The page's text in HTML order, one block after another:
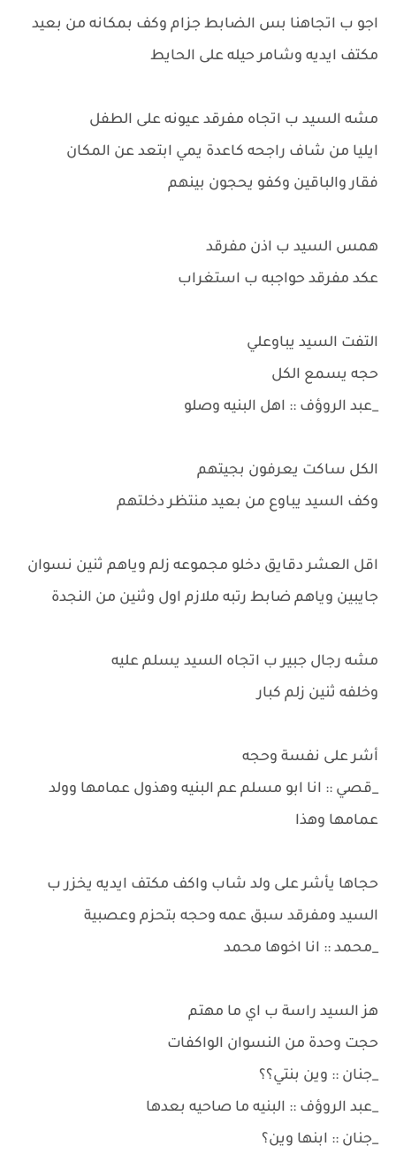
اجو ب اتجاهنا بس الضابط جزام وكف بمكانه من بعيد
مكتف ايديه وشامر حيله على الحايط
مشه السيد ب اتجاه مفرقد عيونه على الطفل
ايليا من شاف راجحه كاعدة يمي ابتعد عن المكان
فقار والباقين وكفو يحجون بينهم
همس السيد ب اذن مفرقد
عكد مفرقد حواجبه ب استغراب
التفت السيد يباوعلي
حجه يسمع الكل
_عبد الروؤف :: اهل البنيه وصلو
الكل ساكت يعرفون بجيتهم
وكف السيد يباوع من بعيد منتظر دخلتهم
اقل العشر دقايق دخلو مجموعه زلم وياهم ثنين نسوان
جايبين وياهم ضابط رتبه ملازم اول وثنين من النجدة
مشه رجال جبير ب اتجاه السيد يسلم عليه
وخلفه ثنين زلم كبار
أشر على نفسة وحجه
_قصي :: انا ابو مسلم عم البنيه وهذول عمامها وولد
عمامها وهذا
حجاها يأشر على ولد شاب واكف مكتف ايديه يخزر ب
السيد ومفرقد سبق عمه وحجه بتحزم وعصبية
_محمد :: انا اخوها محمد
هز السيد راسة ب اي ما مهتم
حجت وحدة من النسوان الواكفات
_جنان :: وين بنتي؟؟
_عبد الروؤف :: البنيه ما صاحيه بعدها
_جنان :: ابنها وين؟